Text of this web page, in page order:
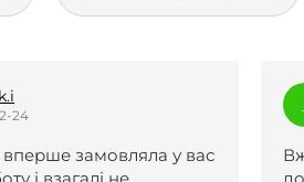
23
зверталася по вашу